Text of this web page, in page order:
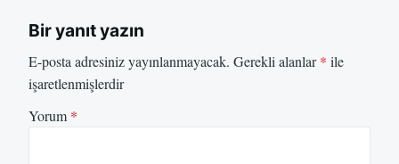
Bir yanıt yazın
E-posta adresiniz yayınlanmayacak. Gerekli alanlar* ile
işaretlenmişlerdir
Yorum *